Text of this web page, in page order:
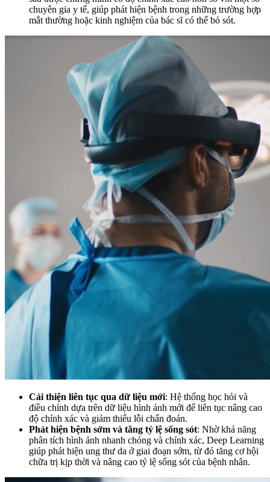
chuyên gia y tế, giúp phát hiện bệnh trong những trường hợp
mắt thường hoặc kinh nghiệm của bác sĩ có thể bỏ sót.
Cải thiện liên tục qua dữ liệu mới: Hệ thống học hỏi và
điều chỉnh dựa trên dữ liệu hình ảnh mới để liên tục nâng cao
độ chính xác và giảm thiểu lỗi chẩn đoán.
Phát hiện bệnh sớm và tăng tỷ lệ sống sót: Nhờ khả năng
phân tích hình ảnh nhanh chóng và chính xác, Deep Learning
giúp phát hiện ung thư da ở giai đoạn sớm, từ đó tăng cơ hội
chữa trị kịp thời và nâng cao tỷ lệ sống sót của bệnh nhân.